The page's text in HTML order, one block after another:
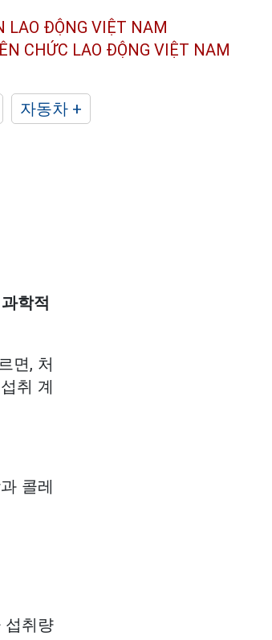
LAO ĐỘNG VIỆT NAM
CHỨC LAO ĐỘNG VIỆT NAM
자동차 +
학적
면, 처
취 계
콜레
섭취량